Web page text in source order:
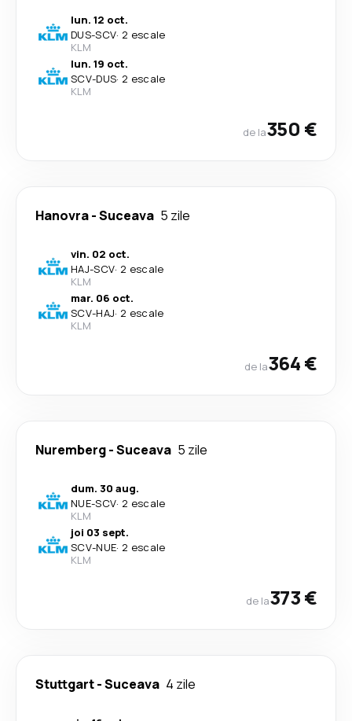
lun. 12 oct.
DUS-SCV· 2 escale
KLM
lun. 19 oct.
SCV-DUS· 2 escale
KLM
de la350 €
Hanovra-Suceava 5 zile
vin. 02 oct.
HAJ-SCV· 2 escale
KLM
mar. 06 oct.
SCV-HAJ· 2 escale
KLM
de la364 €
Nuremberg-Suceava 5 zile
dum. 30 aug.
NUE-SCV· 2 escale
KLM
joi 03 sept.
SCV-NUE· 2 escale
KLM
de la373 €
Stuttgart-Suceava 4 zile